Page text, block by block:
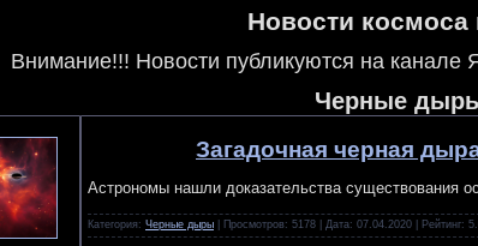
Новости
Внимание!!! Новости публикуются на канале
Черные
Загадочная черная
Астрономы нашли доказательства существования
Категория: Черные дыры | Просмотров: 5178 | Дата: 07.04.2020 | Рейтинг: